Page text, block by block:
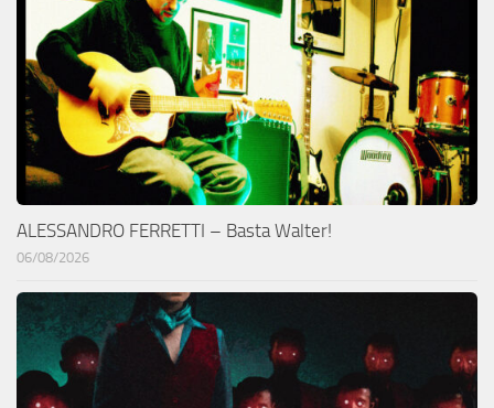
ALESSANDRO FERRETTI – Basta Walter!
06/08/2026